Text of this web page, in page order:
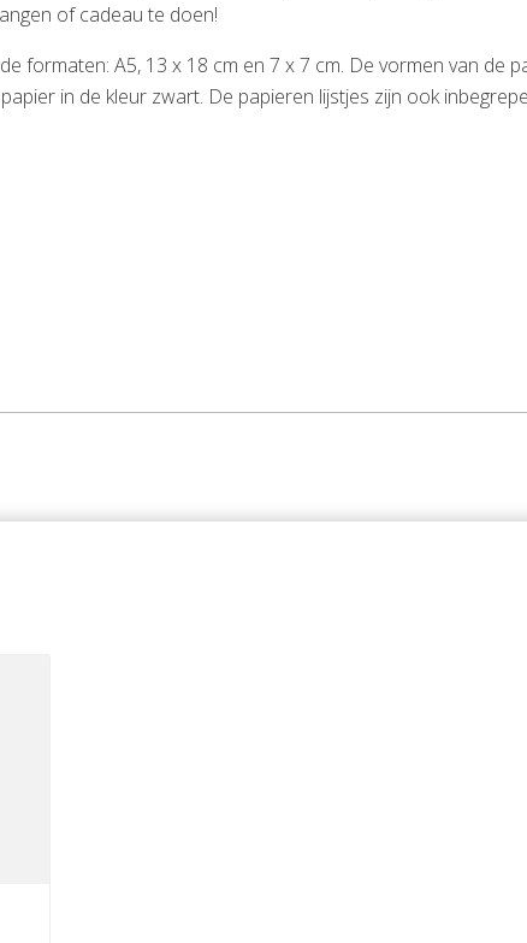
of cadeau te doen!
formaten: A5, 13 x 18 cm en 7 x 7 cm. De vormen van
in de kleur zwart. De papieren lijstjes zijn ook